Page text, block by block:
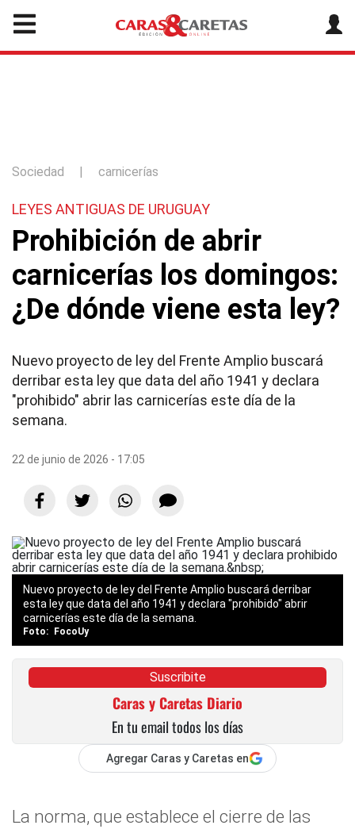
Sociedad | carnicerías
LEYES ANTIGUAS DE URUGUAY
Prohibición de abrir
carnicerías los domingos:
¿De dónde viene esta ley?
Nuevo proyecto de ley del Frente Amplio buscará
derribar esta ley que data del año 1941 y declara
"prohibido" abrir las carnicerías este día de la
semana.
22 de junio de 2026 - 17:05
Nuevo proyecto de ley del Frente Amplio buscará derribar
esta ley que data del año 1941 y declara "prohibido" abrir
carnicerías este día de la semana.
FocoUy
Suscribite
Caras y Caretas Diario
En tu email todos los días
Agregar Caras y Caretas en
La norma, que establece el cierre de las